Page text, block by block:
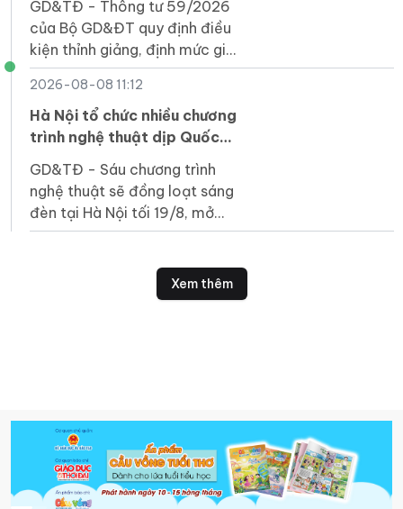
GD&TĐ - Thông tư 59/2026
của Bộ GD&ĐT quy định điều
kiện thỉnh giảng, định mức giờ
giảng, hình thức hợp đồng...
và trách nhiệm của các bên.
2026-08-08 11:12
Hà Nội tổ chức nhiều chương
trình nghệ thuật dịp Quốc
GD&TĐ - Sáu chương trình
nghệ thuật sẽ đồng loạt sáng
đèn tại Hà Nội tối 19/8, mở
đầu chuỗi hoạt động chào
và Quốc khánh 2/9.
Xem thêm